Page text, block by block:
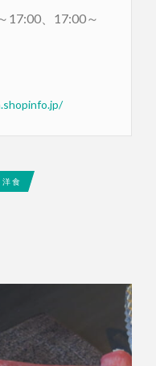
17:00、17:00～
洋食